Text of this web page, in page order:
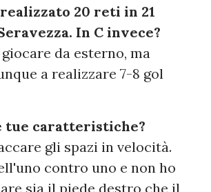
20 reti in 21
In C invece?
da esterno, ma
a realizzare 7-8 gol
tue caratteristiche?
gli spazi in velocità.
contro uno e non ho
sia il piede destro che il